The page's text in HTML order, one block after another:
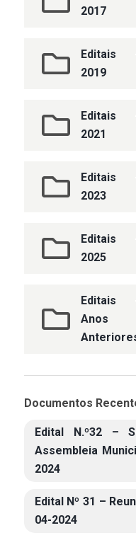
2017
Editais
2019
Editais
2021
Editais
2023
Editais
2025
Editais
Anos
Documentos
Edital N.º32 –
Assembleia
2024
Edital Nº 31 –
04-2024